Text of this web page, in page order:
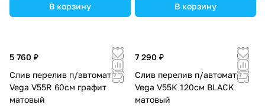
В корзину В корзину
5 760 ₽
Слив перелив п/автомат
Vega V55R 60см графит
матовый
7 290 ₽
Слив перелив п/автомат
Vega V55К 120см BLACK
матовый